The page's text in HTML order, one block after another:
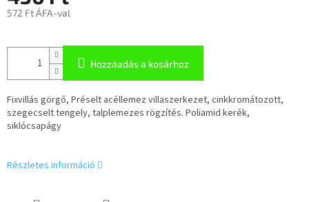
572 Ft ÁFA-val
Hozzáadás a kosárhoz
Fixvillás görgő, Préselt acéllemez villaszerkezet, cinkkromátozott,
szegecselt tengely, talplemezes rögzítés. Poliamid kerék,
siklócsapágy
Részletes információ